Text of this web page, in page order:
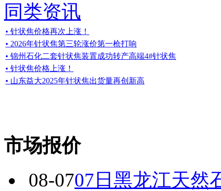
同类资讯
• 针状焦价格再次上涨！
• 2026年针状焦第三轮涨价第一枪打响
• 锦州石化二套针状焦装置成功转产高端4#针状焦
• 针状焦价格上涨！
• 山东益大2025年针状焦出货量再创新高
市场报价
08-0707日黑龙江天然